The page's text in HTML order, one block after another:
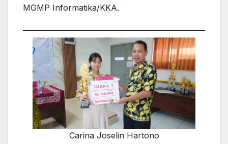
MGMP Informatika/KKA.
Carina Joselin Hartono